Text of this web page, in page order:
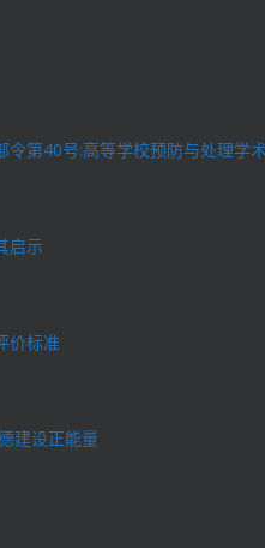
令第40号:高等学校预防与处理学
启示
价标准
建设正能量